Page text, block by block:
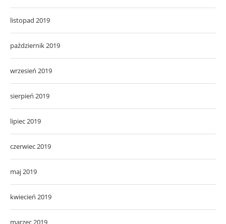
listopad 2019
październik 2019
wrzesień 2019
sierpień 2019
lipiec 2019
czerwiec 2019
maj 2019
kwiecień 2019
marzec 2019